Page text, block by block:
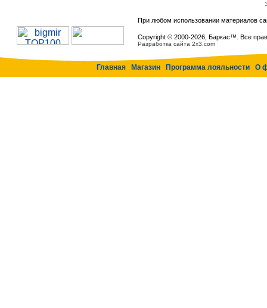
При любом использовании материалов
Copyright © 2000-2026, Баркас™. Все
Разработка сайта 2x3.com
Главная Магазин Программа лояльности О